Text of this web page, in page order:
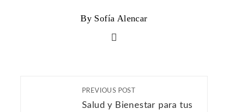
By Sofía Alencar
PREVIOUS POST
Salud y Bienestar para tus